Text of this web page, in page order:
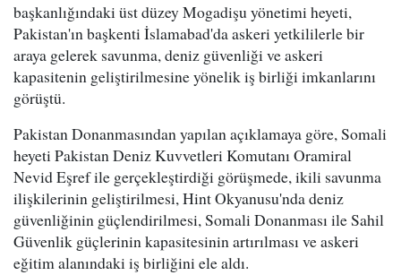
başkanlığındaki üst düzey Mogadişu yönetimi heyeti,
Pakistan'ın başkenti İslamabad'da askeri yetkililerle bir
araya gelerek savunma, deniz güvenliği ve askeri
kapasitenin geliştirilmesine yönelik iş birliği imkanlarını
görüştü.
Pakistan Donanmasından yapılan açıklamaya göre, Somali
heyeti Pakistan Deniz Kuvvetleri Komutanı Oramiral
Nevid Eşref ile gerçekleştirdiği görüşmede, ikili savunma
ilişkilerinin geliştirilmesi, Hint Okyanusu'nda deniz
güvenliğinin güçlendirilmesi, Somali Donanması ile Sahil
Güvenlik güçlerinin kapasitesinin artırılması ve askeri
eğitim alanındaki iş birliğini ele aldı.